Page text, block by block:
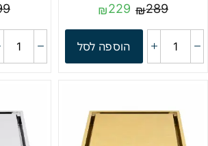
₪289
₪229
הוספה לסל